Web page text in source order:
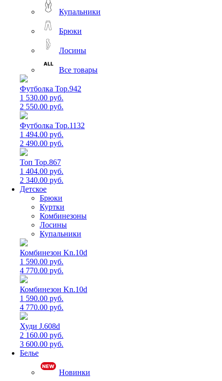
Купальники
Брюки
Лосины
Все товары
Футболка Top.942
1 530.00 руб.
2 550.00 руб.
Футболка Top.1132
1 494.00 руб.
2 490.00 руб.
Топ Top.867
1 404.00 руб.
2 340.00 руб.
Детское
Брюки
Куртки
Комбинезоны
Лосины
Купальники
Комбинезон Kn.10d
1 590.00 руб.
4 770.00 руб.
Комбинезон Kn.10d
1 590.00 руб.
4 770.00 руб.
Худи J.608d
2 160.00 руб.
3 600.00 руб.
Белье
Новинки